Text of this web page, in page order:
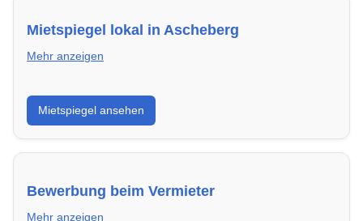
Mietspiegel lokal in Ascheberg
Mehr anzeigen
Erhalte einen Überblick über die aktuellen Mietpreise
regional in Ascheberg. So weißt du genau, welche
Miete fair ist und wo sich ein Vergleich lohnt.
Mietspiegel ansehen
Bewerbung beim Vermieter
Mehr anzeigen